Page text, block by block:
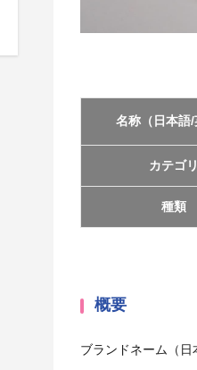
名称（日本語/
カテゴリ
種類
概要
ブランドネーム（